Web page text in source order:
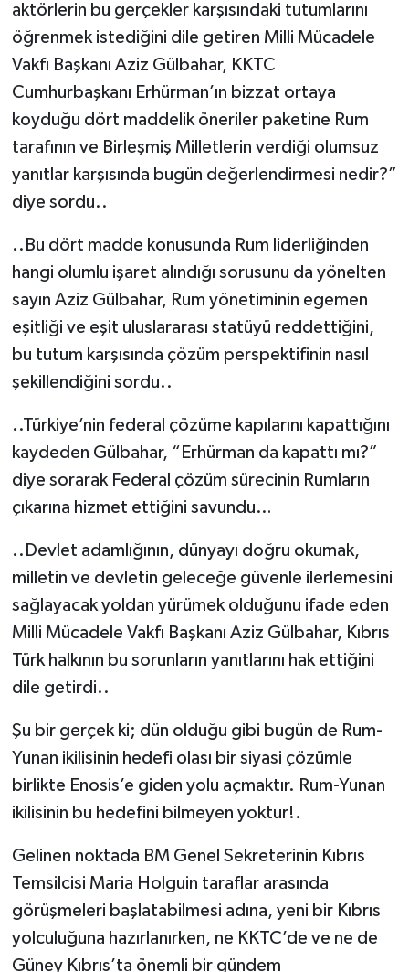
aktörlerin bu gerçekler karşısındaki tutumlarını
öğrenmek istediğini dile getiren Milli Mücadele
Vakfı Başkanı Aziz Gülbahar, KKTC
Cumhurbaşkanı Erhürman’ın bizzat ortaya
koyduğu dört maddelik öneriler paketine Rum
tarafının ve Birleşmiş Milletlerin verdiği olumsuz
yanıtlar karşısında bugün değerlendirmesi nedir?”
diye sordu..
..Bu dört madde konusunda Rum liderliğinden
hangi olumlu işaret alındığı sorusunu da yönelten
sayın Aziz Gülbahar, Rum yönetiminin egemen
eşitliği ve eşit uluslararası statüyü reddettiğini,
bu tutum karşısında çözüm perspektifinin nasıl
şekillendiğini sordu..
..Türkiye’nin federal çözüme kapılarını kapattığını
kaydeden Gülbahar, “Erhürman da kapattı mı?”
diye sorarak Federal çözüm sürecinin Rumların
çıkarına hizmet ettiğini savundu…
..Devlet adamlığının, dünyayı doğru okumak,
milletin ve devletin geleceğe güvenle ilerlemesini
sağlayacak yoldan yürümek olduğunu ifade eden
Milli Mücadele Vakfı Başkanı Aziz Gülbahar, Kıbrıs
Türk halkının bu sorunların yanıtlarını hak ettiğini
dile getirdi..
Şu bir gerçek ki; dün olduğu gibi bugün de Rum-
Yunan ikilisinin hedefi olası bir siyasi çözümle
birlikte Enosis’e giden yolu açmaktır. Rum-Yunan
ikilisinin bu hedefini bilmeyen yoktur!.
Gelinen noktada BM Genel Sekreterinin Kıbrıs
Temsilcisi Maria Holguin taraflar arasında
görüşmeleri başlatabilmesi adına, yeni bir Kıbrıs
yolculuğuna hazırlanırken, ne KKTC’de ve ne de
Güney Kıbrıs’ta önemli bir gündem